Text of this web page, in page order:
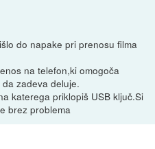
do napake pri prenosu filma
na telefon,ki omogoča
zadeva deluje.
katerega priklopiš USB ključ.Si
brez problema